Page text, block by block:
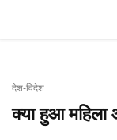
देश-विदेश
क्या हुआ महिला